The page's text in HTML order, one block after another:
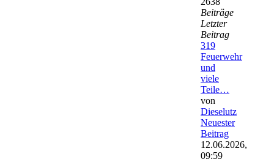
Beiträge
Letzter
Beitrag
319
Feuerwehr
und
viele
Teile…
von
Dieselutz
Neuester
Beitrag
12.06.2026,
09:59